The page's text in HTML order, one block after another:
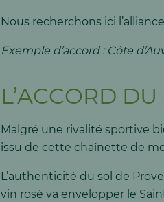
Nous recherchons ici
Exemple d’accord : Côte
L’ACCORD
Malgré une rivalité sportive
issu de cette chaînette de
L’authenticité du sol de
vin rosé va envelopper le